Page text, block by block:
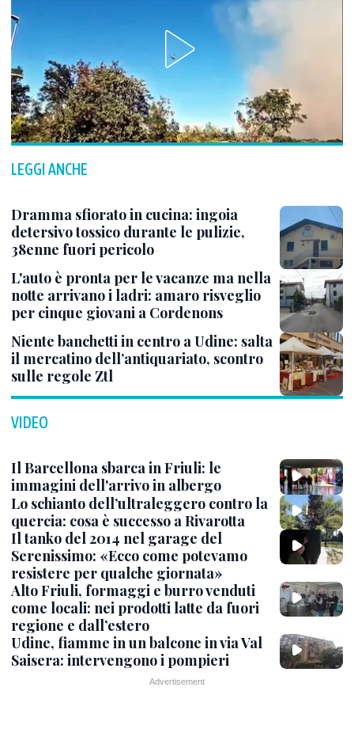
LEGGI ANCHE
Dramma sfiorato in cucina: ingoia
detersivo tossico durante le pulizie,
38enne fuori pericolo
L'auto è pronta per le vacanze ma nella
notte arrivano i ladri: amaro risveglio
per cinque giovani a Cordenons
Niente banchetti in centro a Udine: salta
il mercatino dell’antiquariato, scontro
sulle regole Ztl
VIDEO
Il Barcellona sbarca in Friuli: le
immagini dell'arrivo in albergo
Lo schianto dell’ultraleggero contro la
quercia: cosa è successo a Rivarotta
Il tanko del 2014 nel garage del
Serenissimo: «Ecco come potevamo
resistere per qualche giornata»
Alto Friuli, formaggi e burro venduti
come locali: nei prodotti latte da fuori
regione e dall’estero
Udine, fiamme in un balcone in via Val
Saisera: intervengono i pompieri